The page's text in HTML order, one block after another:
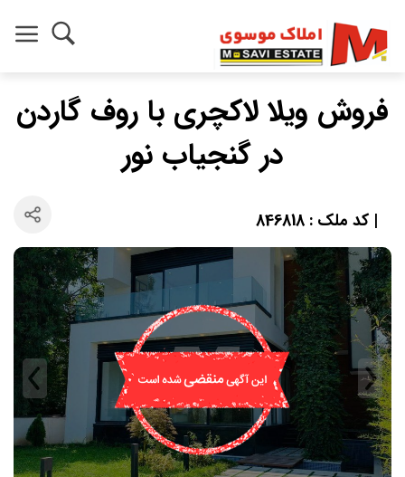
فروش ویلا لاکچری با روف گاردن
در گنجیاب نور
| کد ملک : 846818